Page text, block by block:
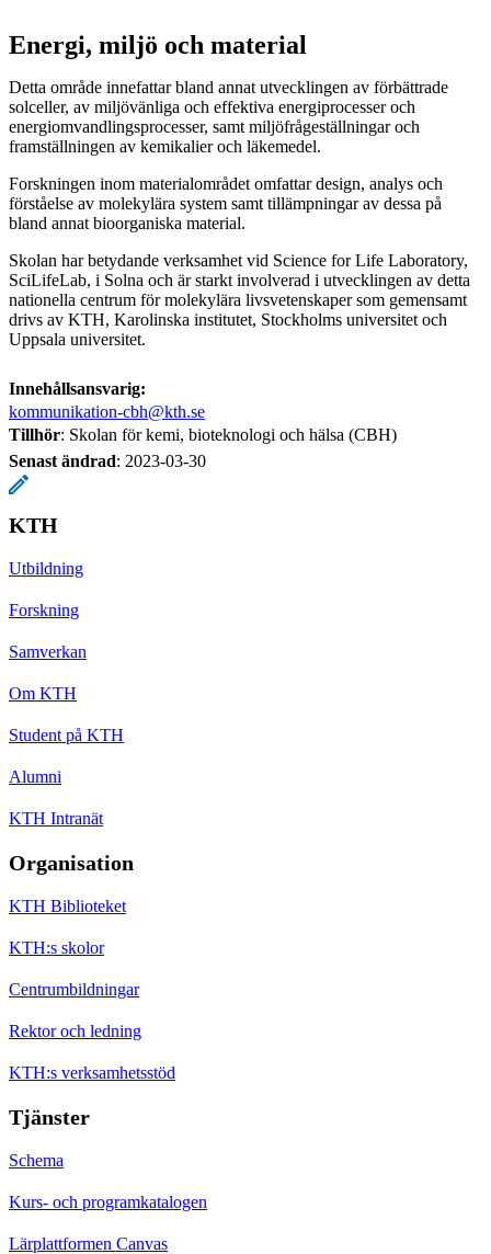
Energi, miljö och material
Detta område innefattar bland annat utvecklingen av förbättrade
solceller, av miljövänliga och effektiva energiprocesser och
energiomvandlingsprocesser, samt miljöfrågeställningar och
framställningen av kemikalier och läkemedel.
Forskningen inom materialområdet omfattar design, analys och
förståelse av molekylära system samt tillämpningar av dessa på
bland annat bioorganiska material.
Skolan har betydande verksamhet vid Science for Life Laboratory,
SciLifeLab, i Solna och är starkt involverad i utvecklingen av detta
nationella centrum för molekylära livsvetenskaper som gemensamt
drivs av KTH, Karolinska institutet, Stockholms universitet och
Uppsala universitet.
Innehållsansvarig:
kommunikation-cbh@kth.se
Tillhör: Skolan för kemi, bioteknologi och hälsa (CBH)
Senast ändrad: 2023-03-30
KTH
Utbildning
Forskning
Samverkan
Om KTH
Student på KTH
Alumni
KTH Intranät
Organisation
KTH Biblioteket
KTH:s skolor
Centrumbildningar
Rektor och ledning
KTH:s verksamhetsstöd
Tjänster
Schema
Kurs- och programkatalogen
Lärplattformen Canvas